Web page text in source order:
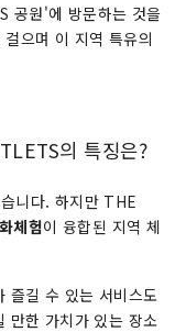
공원'에 방문하는 것을
으며 이 지역 특유의
의 특징은?
니다. 하지만 THE
체험이 융합된 지역 체
즐길 수 있는 서비스도
만한 가치가 있는 장소